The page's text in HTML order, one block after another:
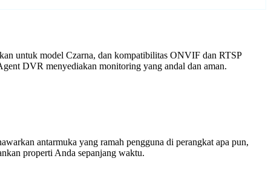
untuk model Czarna, dan kompatibilitas ONVIF dan RTSP
DVR menyediakan monitoring yang andal dan aman.
antarmuka yang ramah pengguna di perangkat apa pun,
properti Anda sepanjang waktu.